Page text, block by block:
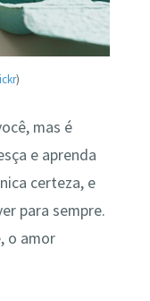
)
mas é
e aprenda
certeza, e
para sempre.
o amor